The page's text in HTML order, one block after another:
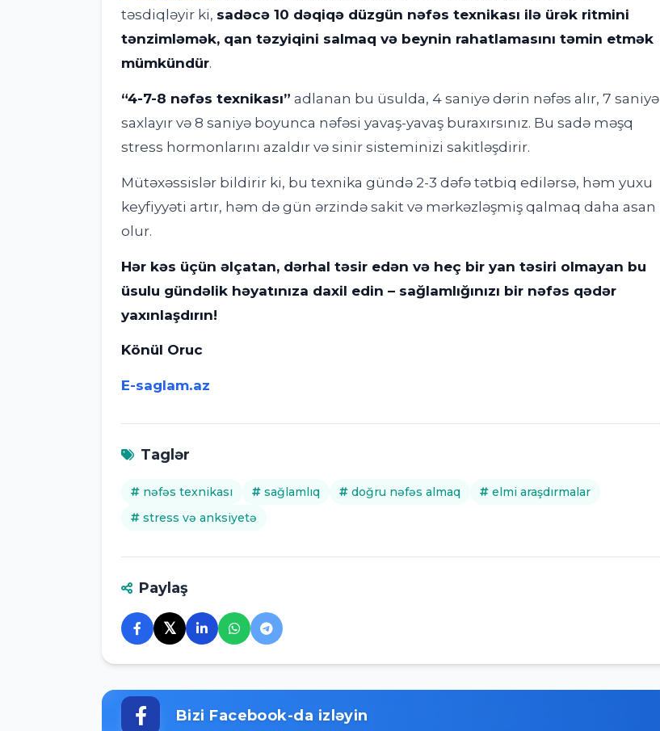
təsdiqləyir ki, sadəcə 10 dəqiqə düzgün nəfəs texnikası ilə ürək ritmini
tənzimləmək, qan təzyiqini salmaq və beynin rahatlamasını təmin etmək
mümkündür.
“4-7-8 nəfəs texnikası” adlanan bu üsulda, 4 saniyə dərin nəfəs alır, 7 saniyə
saxlayır və 8 saniyə boyunca nəfəsi yavaş-yavaş buraxırsınız. Bu sadə məşq
stress hormonlarını azaldır və sinir sisteminizi sakitləşdirir.
Mütəxəssislər bildirir ki, bu texnika gündə 2-3 dəfə tətbiq edilərsə, həm yuxu
keyfiyyəti artır, həm də gün ərzində sakit və mərkəzləşmiş qalmaq daha asan
olur.
Hər kəs üçün əlçatan, dərhal təsir edən və heç bir yan təsiri olmayan bu
üsulu gündəlik həyatınıza daxil edin – sağlamlığınızı bir nəfəs qədər
yaxınlaşdırın!
Könül Oruc
E-saglam.az
Taglər
nəfəs texnikası sağlamlıq doğru nəfəs almaq
elmi araşdırmalar
stress və anksiyetə
Paylaş
𝕏
Bizi Facebook-da izləyin